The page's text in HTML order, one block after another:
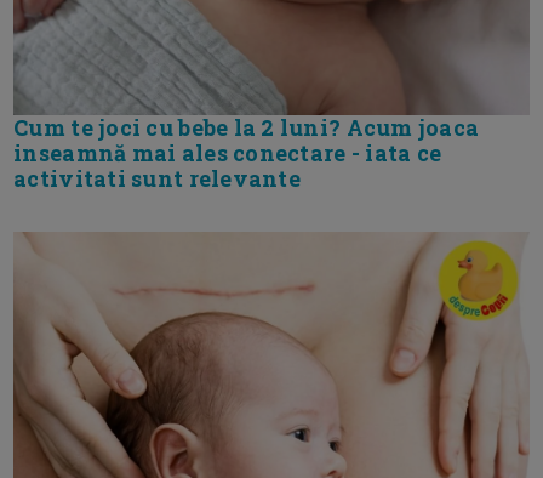
Cum te joci cu bebe la 2 luni? Acum joaca
inseamnă mai ales conectare - iata ce
activitati sunt relevante